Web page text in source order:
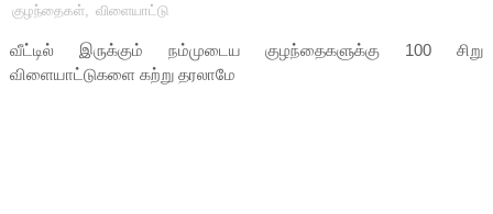
குழந்தைகள்
விளையாட்டு
வீட்டில் இருக்கும் நம்முடைய குழந்தைகளுக்கு 100 சிறு
விளையாட்டுகளை கற்று தரலாமே